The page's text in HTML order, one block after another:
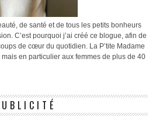
de santé et de tous les petits bonheurs
C’est pourquoi j’ai créé ce blogue, afin de
de cœur du quotidien. La P’tite Madame
mais en particulier aux femmes de plus de 40